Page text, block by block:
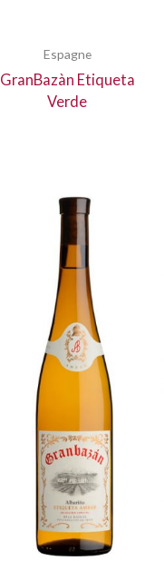
Espagne
GranBazàn Etiqueta
Verde